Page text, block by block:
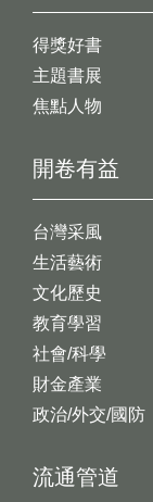
開卷有益
台灣采風
生活藝術
文化歷史
教育學習
社會/科學
財金產業
政治/外交/國防
得獎好書
主題書展
焦點人物
流通管道